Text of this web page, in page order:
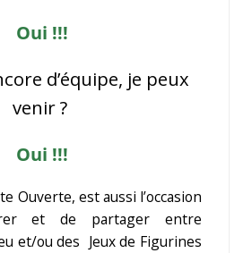
Oui !!!
d’équipe, je peux
venir ?
Oui !!!
Ouverte, est aussi l’occasion
et de partager entre
et/ou des Jeux de Figurines